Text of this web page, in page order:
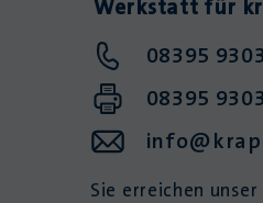
Werkstatt für
08395
08395
Sie erreichen